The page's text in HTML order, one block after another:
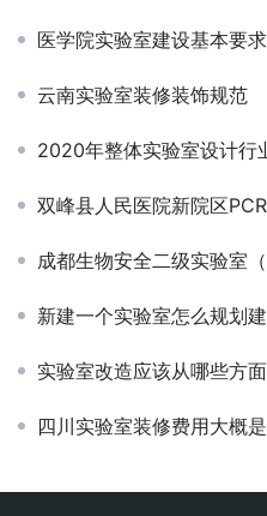
医学院实验室建设基本要
云南实验室装修装饰规范
2020年整体实验室设计行
双峰县人民医院新院区
成都生物安全二级实验室
新建一个实验室怎么规划
实验室改造应该从哪些方
四川实验室装修费用大概